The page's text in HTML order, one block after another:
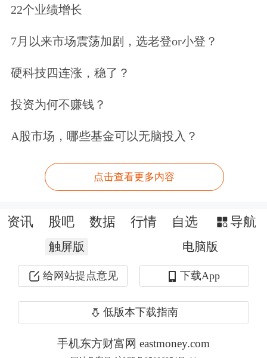
大部分是国有企业。到了2018年可能会
出现风格切换，创业板、中小板将会
好。但是从目前来讲，数据上并不支
业走强这么一个大的趋势。当然了，今
年减税政策也陆陆续续出台，我也看到
了民营企业的日子有所好过，投资增速
有所回升，但是总体还是处在相对低迷
的状态。”
消费板块在2017年的股市表现突出，
2018年以来则以震荡行情为主。对应到
不看好整体消费增速。他认为，其中的
机会就在于消费升级，重点关注高端消
22个业绩增长
7月以来市场震荡加剧，选老登or小登？
硬科技四连涨，稳了？
投资为何不赚钱？
A股市场，哪些基金可以无脑投入？
点击查看更多内容
资讯 股吧 数据 行情 自选 导航
触屏版 电脑版
给网站提点意见 下载App
低版本下载指南
手机东方财富网 eastmoney.com